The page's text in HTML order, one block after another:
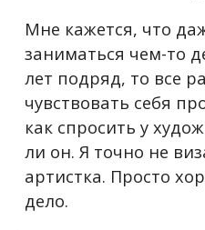
Мне кажется, что
заниматься чем-то
лет подряд, то все
чувствовать себя
как спросить у
ли он. Я точно не
артистка. Просто
дело.